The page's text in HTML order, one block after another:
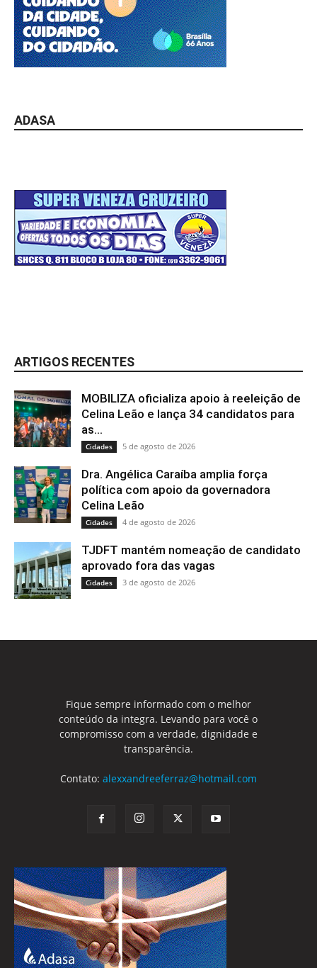
ADASA
ARTIGOS RECENTES
MOBILIZA oficializa apoio à reeleição de
Celina Leão e lança 34 candidatos para
as...
Cidades 5 de agosto de 2026
Dra. Angélica Caraíba amplia força
política com apoio da governadora
Celina Leão
Cidades 4 de agosto de 2026
TJDFT mantém nomeação de candidato
aprovado fora das vagas
Cidades 3 de agosto de 2026
Fique sempre informado com o melhor
conteúdo da integra. Levando para você o
compromisso com a verdade, dignidade e
transparência.
Contato: alexxandreeferraz@hotmail.com